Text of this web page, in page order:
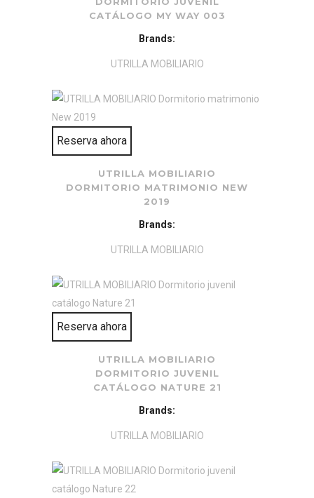
CATÁLOGO MY WAY 003
Brands:
UTRILLA MOBILIARIO
Reserva ahora
UTRILLA MOBILIARIO
DORMITORIO MATRIMONIO NEW
2019
Brands:
UTRILLA MOBILIARIO
Reserva ahora
UTRILLA MOBILIARIO
DORMITORIO JUVENIL
CATÁLOGO NATURE 21
Brands:
UTRILLA MOBILIARIO